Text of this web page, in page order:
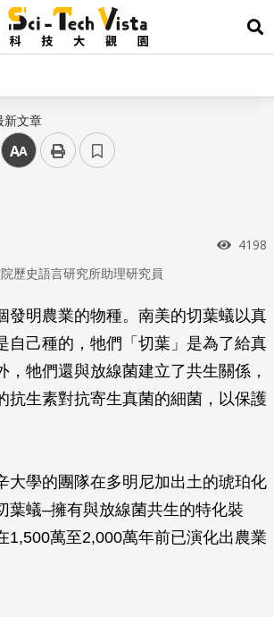
展
新文章
中
瀏覽
4198
歷史語言研究所助理研究員
發明農業的物種。南美的切葉蟻以真
自己種的，牠們「切葉」是為了給真
，牠們還與放線菌建立了共生關係，
抗生素對抗寄生真菌的細菌，以保護
大學的團隊在多明尼加出土的琥珀化
葉蟻–擁有與放線菌共生的特化裝
1,500萬至2,000萬年前已演化出農業